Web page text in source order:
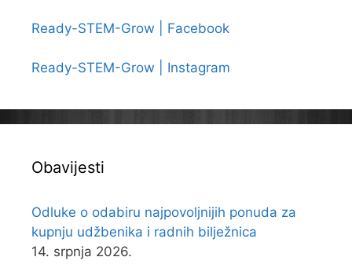
Ready-STEM-Grow | Facebook
Ready-STEM-Grow | Instagram
Obavijesti
Odluke o odabiru najpovoljnijih ponuda za
kupnju udžbenika i radnih bilježnica
14. srpnja 2026.